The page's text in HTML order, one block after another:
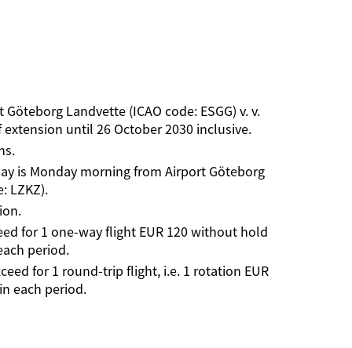
Landvette (ICAO code: ESGG) v. v.
until 26 October 2030 inclusive.
is Monday morning from Airport Göteborg
LZKZ).
for 1 one-way flight EUR 120 without hold
period.
for 1 round-trip flight, i.e. 1 rotation EUR
each period.